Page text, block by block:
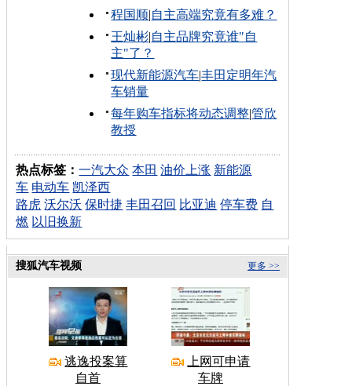
程国顺|自主高端究竟有多难？
王灿彬|自主品牌究竟谁"自
主"了？
现代新能源汽车|丰田定明年汽
车销量
每年购车指标将动态调整|管欣
教授
热点标签：一汽大众 本田 油价上涨 新能源
车 电动车 凯泽西
路虎 沃尔沃 保时捷 丰田召回 比亚迪 停车费 自
燃 以旧换新
更多 >>
搜狐汽车视频
逃逸投案算
自首
上网可申请
车牌